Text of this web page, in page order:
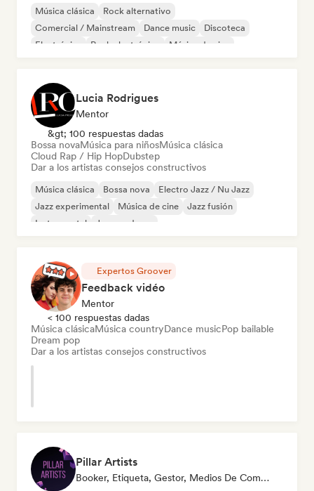
Música clásica
Rock alternativo
Comercial / Mainstream
Dance music
Discoteca
Electrónica
Rock electrónico Música de cine
Lucia Rodrigues
Mentor
&gt; 100 respuestas dadas
Bossa novaMúsica para niñosMúsica clásica
Cloud Rap / Hip HopDubstep
Dar a los artistas consejos constructivos
Música clásica Bossa nova
Electro Jazz / Nu Jazz
Jazz experimental
Música de cine
Jazz fusión
Instrumental
Jazz moderno
Expertos Groover
Feedback vidéo
Mentor
< 100 respuestas dadas
Música clásicaMúsica countryDance musicPop bailable
Dream pop
Dar a los artistas consejos constructivos
Pillar Artists
Booker, Etiqueta, Gestor, Medios De Comunicación/Periodista, Mentor, Playlist Curator